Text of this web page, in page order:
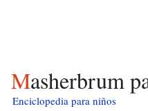
Masherbrum
Enciclopedia para niños